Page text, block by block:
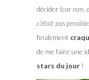
décider (car non,
c’était pas
finalement
de me faire une
stars du jour!